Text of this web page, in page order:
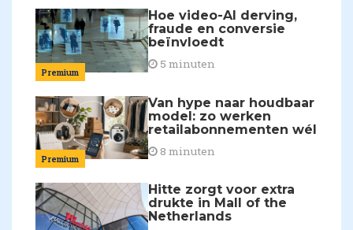
Premium
Hoe video-AI derving,
fraude en conversie
beïnvloedt
5 minuten
Premium
Van hype naar houdbaar
model: zo werken
retailabonnementen wél
8 minuten
Hitte zorgt voor extra
drukte in Mall of the
Netherlands